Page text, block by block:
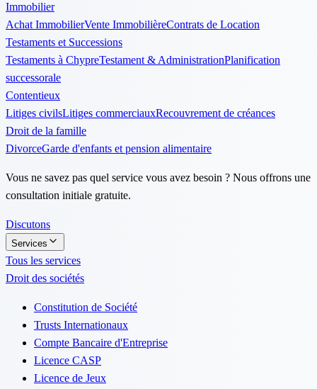
Immobilier
Achat ImmobilierVente ImmobilièreContrats de Location
Testaments et Successions
Testaments à ChypreTestament & AdministrationPlanification
successorale
Contentieux
Litiges civilsLitiges commerciauxRecouvrement de créances
Droit de la famille
DivorceGarde d'enfants et pension alimentaire
Vous ne savez pas quel service vous avez besoin ? Nous offrons une
consultation initiale gratuite.
Discutons
Services
Tous les services
Droit des sociétés
Constitution de Société
Trusts Internationaux
Compte Bancaire d'Entreprise
Licence CASP
Licence de Jeux